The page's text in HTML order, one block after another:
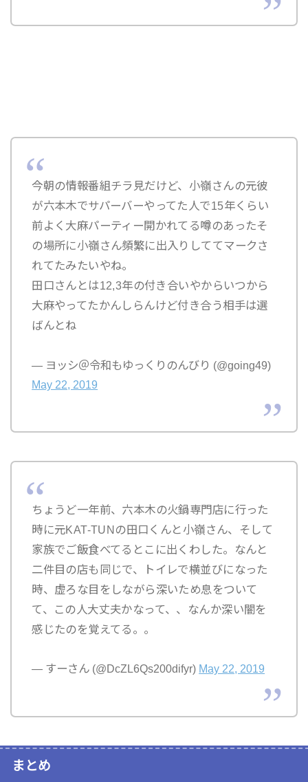
今朝の情報番組チラ見だけど、小嶺さんの元彼
が六本木でサパーバーやってた人で15年くらい
前よく大麻パーティー開かれてる噂のあったそ
の場所に小嶺さん頻繁に出入りしててマークさ
れてたみたいやね。
田口さんとは12,3年の付き合いやからいつから
大麻やってたかんしらんけど付き合う相手は選
ばんとね
— ヨッシ＠令和もゆっくりのんびり (@going49)
May 22, 2019
ちょうど一年前、六本木の火鍋専門店に行った
時に元KAT-TUNの田口くんと小嶺さん、そして
家族でご飯食べてるとこに出くわした。なんと
二件目の店も同じで、トイレで横並びになった
時、虚ろな目をしながら深いため息をついて
て、この人大丈夫かなって、、なんか深い闇を
感じたのを覚えてる。。
— すーさん (@DcZL6Qs200difyr) May 22, 2019
まとめ